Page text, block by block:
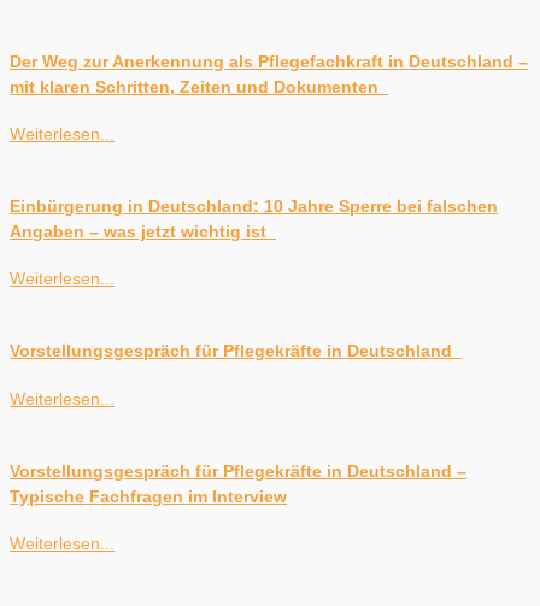
Der Weg zur Anerkennung als Pflegefachkraft in Deutschland –
mit klaren Schritten, Zeiten und Dokumenten
Weiterlesen...
Einbürgerung in Deutschland: 10 Jahre Sperre bei falschen
Angaben – was jetzt wichtig ist
Weiterlesen...
Vorstellungsgespräch für Pflegekräfte in Deutschland
Weiterlesen...
Vorstellungsgespräch für Pflegekräfte in Deutschland –
Typische Fachfragen im Interview
Weiterlesen...